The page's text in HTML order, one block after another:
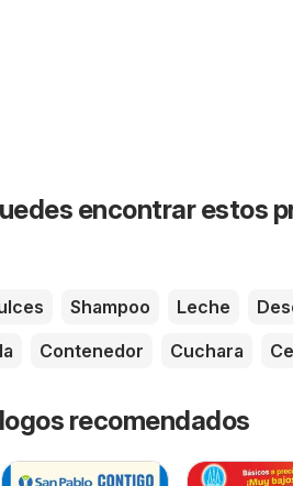
encontrar estos
Shampoo Leche
Contenedor Cuchara
recomendados